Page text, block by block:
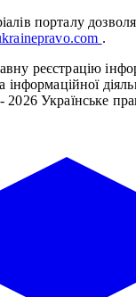
порталу
.
реєстрацію
інформаційної
2026 Українське